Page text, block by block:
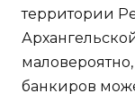
территории
банкиров